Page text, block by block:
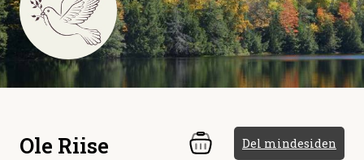
Ole Riise Del mindesiden